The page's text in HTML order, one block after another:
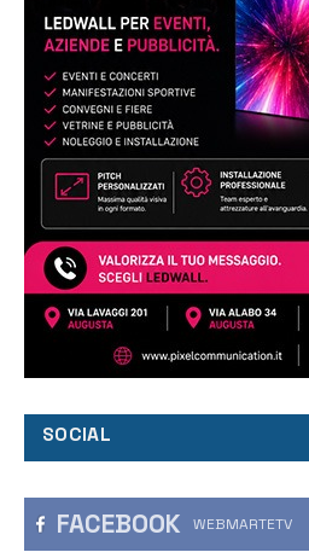
SOCIAL
FACEBOOK WEBMARTETV